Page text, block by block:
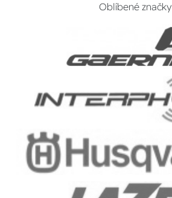
Oblíbené značky